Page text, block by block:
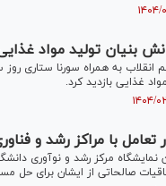
بنیان تولید مواد
غذایی بازدید کرد.
تعامل با مراکز رشد و
مرکز رشد و نوآوری
صالحاتی از ایشان برای حل